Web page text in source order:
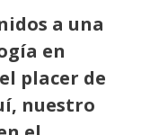
a una
en
placer de
nuestro